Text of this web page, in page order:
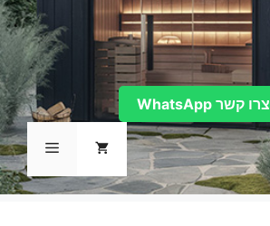
תפריט
צרו קשר WhatsApp